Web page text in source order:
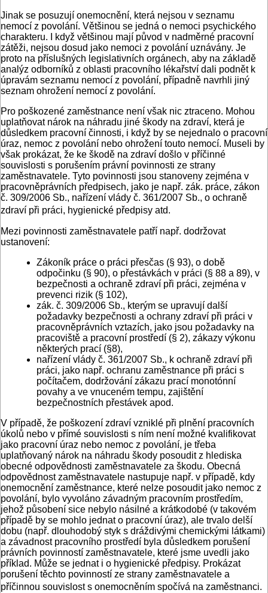
Jinak se posuzují onemocnění, která nejsou v seznamu
nemocí z povolání. Většinou se jedná o nemoci psychického
charakteru. I když většinou mají původ v nadměrné pracovní
zátěži, nejsou dosud jako nemoci z povolání uznávány. Je
proto na příslušných legislativních orgánech, aby na základě
analýz odborníků z oblasti pracovního lékařství dali podnět k
úpravám seznamu nemocí z povolání, případně navrhli jiný
seznam ohrožení nemocí z povolání.
Pro poškozené zaměstnance není však nic ztraceno. Mohou
uplatňovat nárok na náhradu jiné škody na zdraví, která je
důsledkem pracovní činnosti, i když by se nejednalo o pracovní
úraz, nemoc z povolání nebo ohrožení touto nemocí. Museli by
však prokázat, že ke škodě na zdraví došlo v příčinné
souvislosti s porušením právní povinnosti ze strany
zaměstnavatele. Tyto povinnosti jsou stanoveny zejména v
pracovněprávních předpisech, jako je např. zák. práce, zákon
č. 309/2006 Sb., nařízení vlády č. 361/2007 Sb., o ochraně
zdraví při práci, hygienické předpisy atd.
Mezi povinnosti zaměstnavatele patří např. dodržovat
ustanovení:
Zákoník práce o práci přesčas (§ 93), o době
odpočinku (§ 90), o přestávkách v práci (§ 88 a 89), v
bezpečnosti a ochraně zdraví při práci, zejména v
prevenci rizik (§ 102),
zák. č. 309/2006 Sb., kterým se upravují další
požadavky bezpečnosti a ochrany zdraví při práci v
pracovněprávních vztazích, jako jsou požadavky na
pracoviště a pracovní prostředí (§ 2), zákazy výkonu
některých prací (§8),
nařízení vlády č. 361/2007 Sb., k ochraně zdraví při
práci, jako např. ochranu zaměstnance při práci s
počítačem, dodržování zákazu prací monotónní
povahy a ve vnuceném tempu, zajištění
bezpečnostních přestávek apod.
V případě, že poškození zdraví vzniklé při plnění pracovních
úkolů nebo v přímé souvislosti s ním není možné kvalifikovat
jako pracovní úraz nebo nemoc z povolání, je třeba
uplatňovaný nárok na náhradu škody posoudit z hlediska
obecné odpovědnosti zaměstnavatele za škodu. Obecná
odpovědnost zaměstnavatele nastupuje např. v případě, kdy
onemocnění zaměstnance, které nelze posoudit jako nemoc z
povolání, bylo vyvoláno závadným pracovním prostředím,
jehož působení sice nebylo násilné a krátkodobé (v takovém
případě by se mohlo jednat o pracovní úraz), ale trvalo delší
dobu (např. dlouhodobý styk s dráždivými chemickými látkami)
a závadnost pracovního prostředí byla důsledkem porušení
právních povinností zaměstnavatele, které jsme uvedli jako
příklad. Může se jednat i o hygienické předpisy. Prokázat
porušení těchto povinností ze strany zaměstnavatele a
příčinnou souvislost s onemocněním spočívá na zaměstnanci.